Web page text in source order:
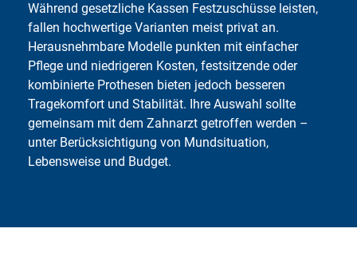
Während gesetzliche Kassen Festzuschüsse leisten,
fallen hochwertige Varianten meist privat an.
Herausnehmbare Modelle punkten mit einfacher
Pflege und niedrigeren Kosten, festsitzende oder
kombinierte Prothesen bieten jedoch besseren
Tragekomfort und Stabilität. Ihre Auswahl sollte
gemeinsam mit dem Zahnarzt getroffen werden –
unter Berücksichtigung von Mundsituation,
Lebensweise und Budget.